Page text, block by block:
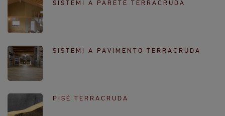
SISTEMI A PARETE TERRACRUDA
SISTEMI A PAVIMENTO TERRACRUDA
PISÉ TERRACRUDA